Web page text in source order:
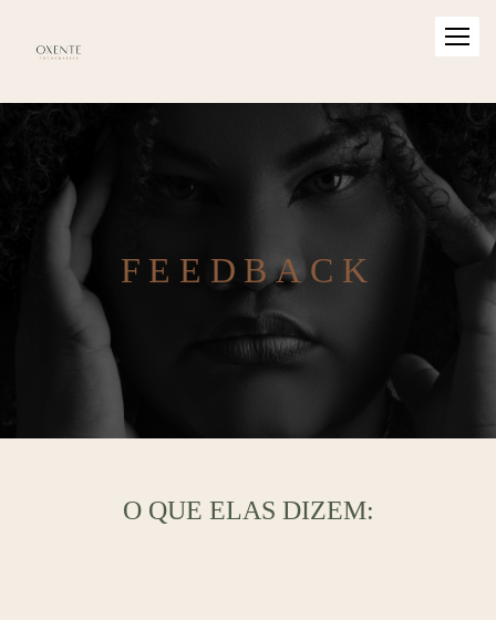
FEEDBACK
O QUE ELAS DIZEM: